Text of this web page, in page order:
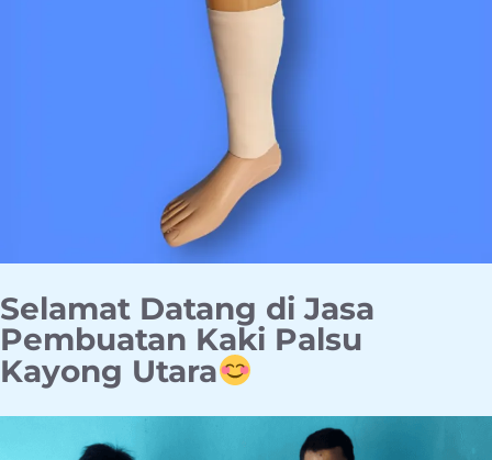
Selamat Datang di Jasa
Pembuatan Kaki Palsu
Kayong Utara